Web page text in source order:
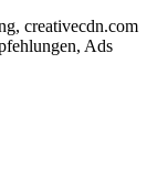
creativecdn.com
Ads